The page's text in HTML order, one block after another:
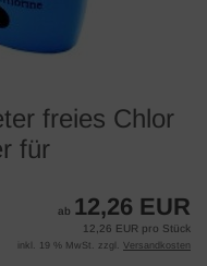
freies Chlor
für
ab 12,26 EUR
12,26 EUR pro Stück
inkl. 19 % MwSt. zzgl. Versandkosten